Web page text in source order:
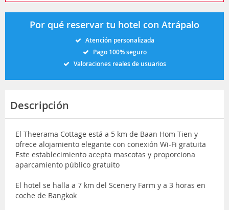
Por qué reservar tu hotel con Atrápalo
Atención personalizada
Pago 100% seguro
Valoraciones reales de usuarios
Descripción
El Theerama Cottage está a 5 km de Baan Hom Tien y
ofrece alojamiento elegante con conexión Wi-Fi gratuita
Este establecimiento acepta mascotas y proporciona
aparcamiento público gratuito
El hotel se halla a 7 km del Scenery Farm y a 3 horas en
coche de Bangkok